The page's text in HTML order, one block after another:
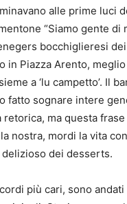
alle prime luci
“Siamo gente di
bocchiglieresi
in Piazza Arento,
a ‘lu campetto’. Il
fatto sognare intere
ma questa
nostra, mordi la vita
dei desserts.
più cari, sono